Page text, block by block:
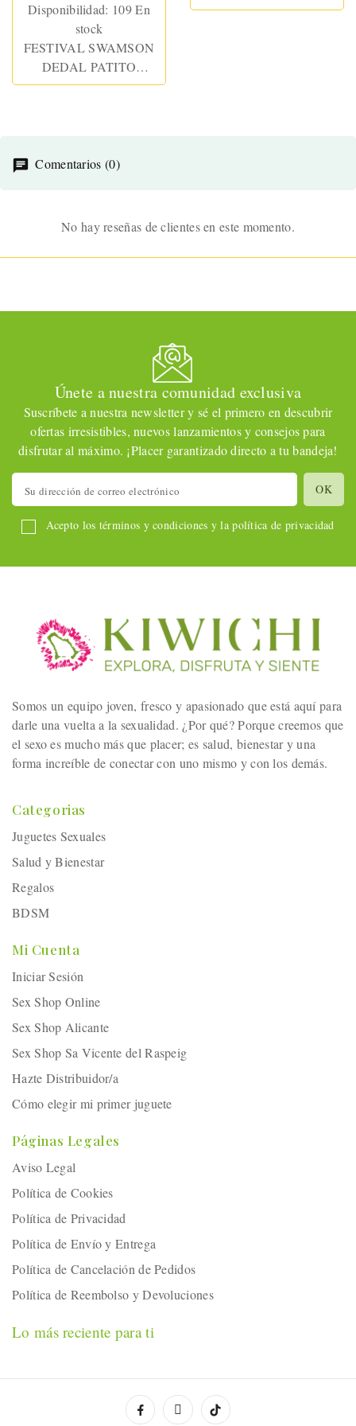
Disponibilidad: 109 En
stock
FESTIVAL SWAMSON
DEDAL PATITO
ESTIMULADOR USB
Comentarios (0)
No hay reseñas de clientes en este momento.
Únete a nuestra comunidad exclusiva
Suscríbete a nuestra newsletter y sé el primero en descubrir
ofertas irresistibles, nuevos lanzamientos y consejos para
disfrutar al máximo. ¡Placer garantizado directo a tu bandeja!
Acepto los términos y condiciones y la política de privacidad
Somos un equipo joven, fresco y apasionado que está aquí para
darle una vuelta a la sexualidad. ¿Por qué? Porque creemos que
el sexo es mucho más que placer; es salud, bienestar y una
forma increíble de conectar con uno mismo y con los demás.
Categorias
Juguetes Sexuales
Salud y Bienestar
Regalos
BDSM
Mi Cuenta
Iniciar Sesión
Sex Shop Online
Sex Shop Alicante
Sex Shop Sa Vicente del Raspeig
Hazte Distribuidor/a
Cómo elegir mi primer juguete
Páginas Legales
Aviso Legal
Política de Cookies
Política de Privacidad
Política de Envío y Entrega
Política de Cancelación de Pedidos
Política de Reembolso y Devoluciones
Lo más reciente para ti